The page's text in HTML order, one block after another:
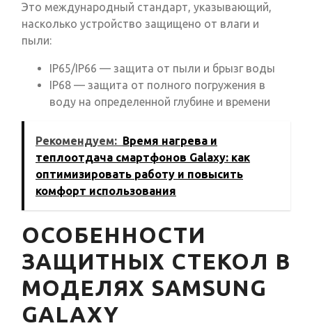
Это международный стандарт, указывающий,
насколько устройство защищено от влаги и
пыли:
IP65/IP66 — защита от пыли и брызг воды
IP68 — защита от полного погружения в
воду на определенной глубине и времени
Рекомендуем: Время нагрева и
теплоотдача смартфонов Galaxy: как
оптимизировать работу и повысить
комфорт использования
ОСОБЕННОСТИ
ЗАЩИТНЫХ СТЕКОЛ В
МОДЕЛЯХ SAMSUNG
GALAXY